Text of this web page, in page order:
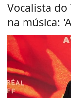
Vocalista
na música: